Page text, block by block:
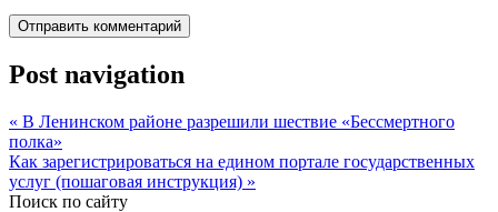
Post navigation
« В Ленинском районе разрешили шествие «Бессмертного
полка»
Как зарегистрироваться на едином портале государственных
услуг (пошаговая инструкция) »
Поиск по сайту